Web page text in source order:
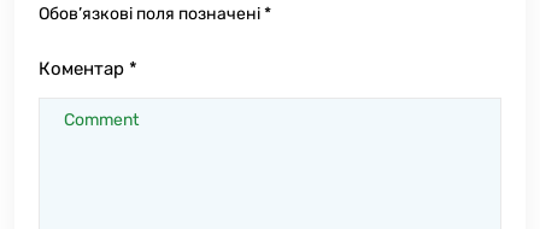
Обов’язкові поля позначені*
Коментар *